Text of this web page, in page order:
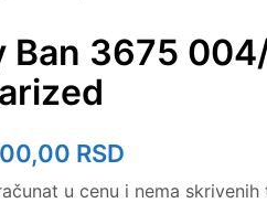
Ban 3675
RSD
u cenu i nema skrivenih